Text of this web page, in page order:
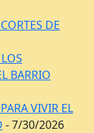
DE
BARRIO
VIVIR EL
- 7/30/2026